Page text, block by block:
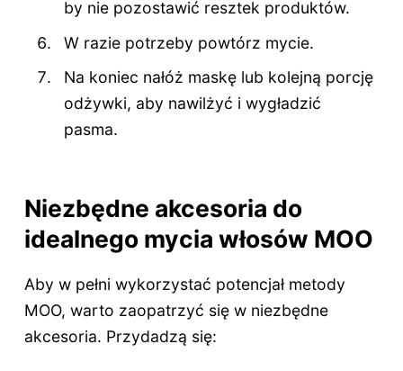
by nie pozostawić resztek produktów.
W razie potrzeby powtórz mycie.
Na koniec nałóż maskę lub kolejną porcję
odżywki, aby nawilżyć i wygładzić
pasma.
Niezbędne akcesoria do
idealnego mycia włosów MOO
Aby w pełni wykorzystać potencjał metody
MOO, warto zaopatrzyć się w niezbędne
akcesoria. Przydadzą się: